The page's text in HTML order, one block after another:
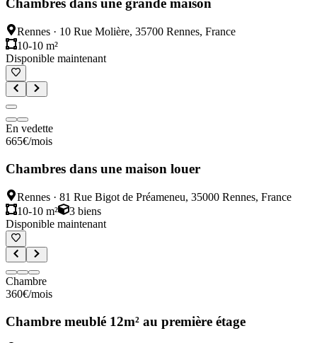
Rennes · 10 Rue Molière, 35700 Rennes, France
10-10 m²
Disponible maintenant
En vedette
665€/mois
Chambres dans une maison louer
Rennes · 81 Rue Bigot de Préameneu, 35000 Rennes, France
10-10 m²
3 biens
Disponible maintenant
Chambre
360€/mois
Chambre meublé 12m² au première étage